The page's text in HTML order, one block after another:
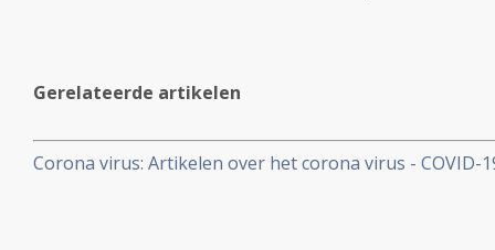
Gerelateerde artikelen
Corona virus: Artikelen over het corona virus - COVID-